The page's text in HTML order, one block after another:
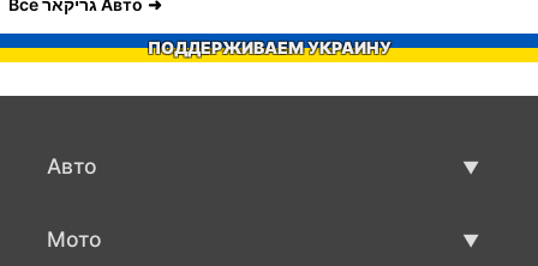
ПОДДЕРЖИВАЕМ УКРАИНУ
Авто
Мото